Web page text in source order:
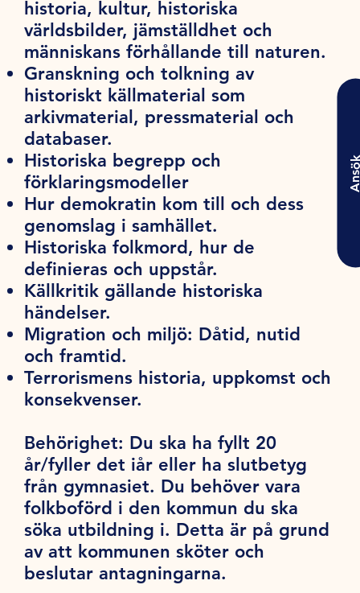
historia, kultur, historiska
världsbilder, jämställdhet och
människans förhållande till naturen.
Granskning och tolkning av
historiskt källmaterial som
arkivmaterial, pressmaterial och
databaser.
Historiska begrepp och
förklaringsmodeller
Hur demokratin kom till och dess
genomslag i samhället.
Historiska folkmord, hur de
definieras och uppstår.
Källkritik gällande historiska
händelser.
Migration och miljö: Dåtid, nutid
och framtid.
Terrorismens historia, uppkomst och
konsekvenser.
Behörighet: Du ska ha fyllt 20
år/fyller det iår eller ha slutbetyg
från gymnasiet. Du behöver vara
folkboförd i den kommun du ska
söka utbildning i. Detta är på grund
av att kommunen sköter och
beslutar antagningarna.